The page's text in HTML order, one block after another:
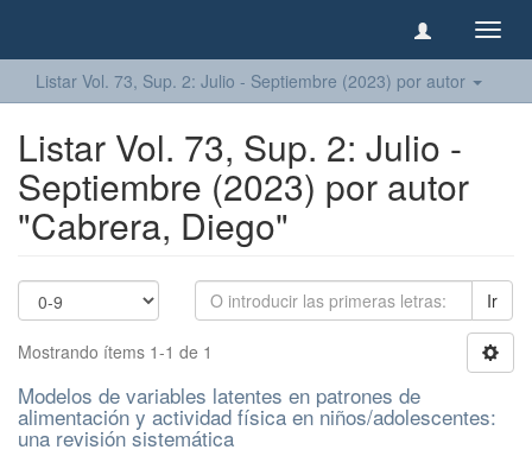
Listar Vol. 73, Sup. 2: Julio - Septiembre (2023) por autor
Listar Vol. 73, Sup. 2: Julio -
Septiembre (2023) por autor
"Cabrera, Diego"
Ir
Mostrando ítems 1-1 de 1
Modelos de variables latentes en patrones de
alimentación y actividad física en niños/adolescentes:
una revisión sistemática